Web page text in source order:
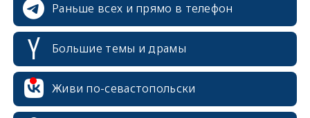
Раньше всех и прямо в телефон
Большие темы и драмы
Живи по-севастопольски